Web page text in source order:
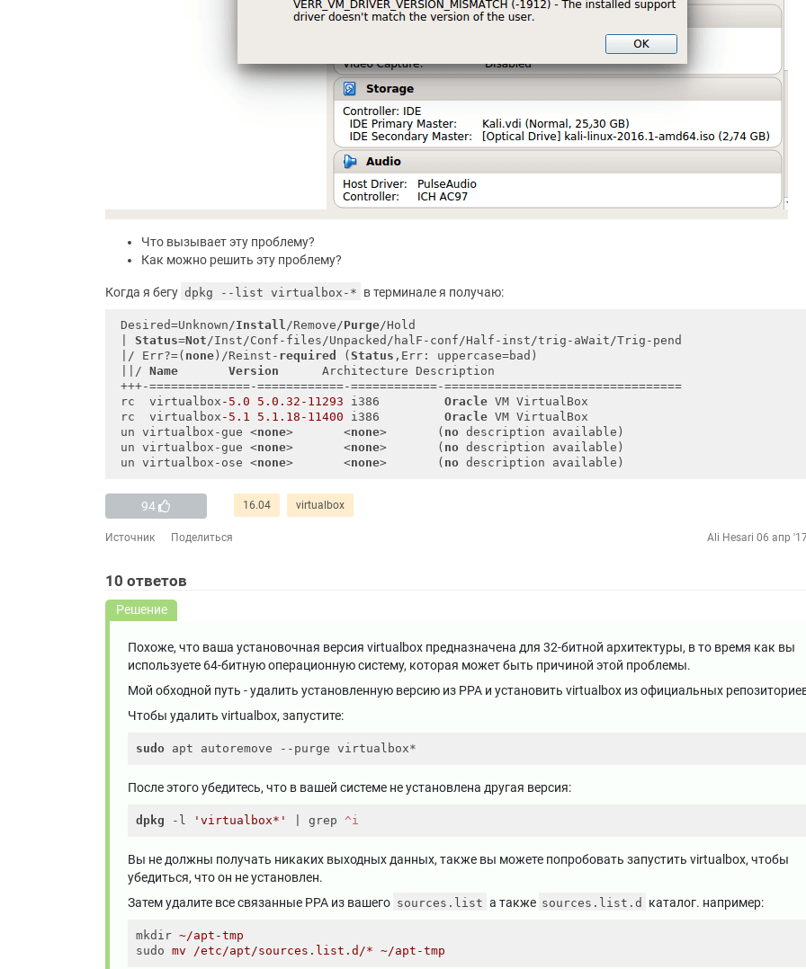
Что вызывает эту проблему?
Как можно решить эту проблему?
Когда я бегу dpkg --list virtualbox-* в терминале я получаю:
Desired=Unknown/Install/Remove/Purge/Hold
| Status=Not/Inst/Conf-files/Unpacked/halF-conf/Half-inst/trig-aWait/Trig-pend
|/ Err?=( none )/Reinst- required (Status ,Err: uppercase=bad)
||/ Name Version
      Architecture Description
+++-==============-============-============-=================================
rc  virtualbox -5.0 5.0 .32 -11293 i386 Oracle VM VirtualBox
rc  virtualbox -5.1 5.1 .18 -11400 i386 Oracle VM VirtualBox
un virtualbox-gue <none>       <none>       ( no description available)
un virtualbox-gue <none>       <none>       ( no description available)
un virtualbox-ose <none>       <none>       ( no
94 16.04 virtualbox
Источник Поделиться Ali Hesari 06 апр
10 ответов
Решение
Похоже, что ваша установочная версия virtualbox предназначена для 32-битной архитектуры, в то время как вы
используете 64-битную операционную систему, которая может быть причиной этой проблемы.
Мой обходной путь - удалить установленную версию из PPA и установить virtualbox из официальных
Чтобы удалить virtualbox, запустите:
sudo
После этого убедитесь, что в вашей системе не установлена ​​другая версия:
dpkg -l 'virtualbox*' | grep ^i
Вы не должны получать никаких выходных данных, также вы можете попробовать запустить virtualbox, чтобы
убедиться, что он не установлен.
Затем удалите все связанные PPA из вашего sources.list а также sources.list.d каталог. например:
mkdir ~/apt-tmp
sudo
mv /etc/apt/sources.list.d/* ~/apt-tmp